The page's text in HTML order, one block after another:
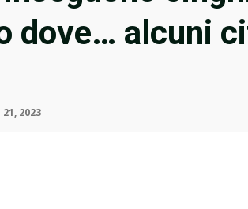
dove… alcuni
2023